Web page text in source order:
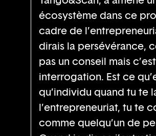
écosystème dans ce
cadre de
dirais la persévérance,
pas un conseil mais
interrogation. Est ce
qu’individu quand tu te
l’entrepreneuriat, tu te
comme quelqu’un de